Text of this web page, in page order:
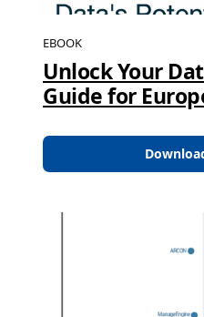
EBOOK
Unlock Your
Guide for